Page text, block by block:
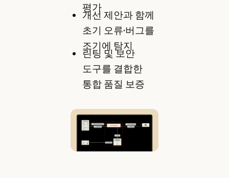
평가
개선 제안과 함께
초기 오류·버그를
조기에 탐지
린팅 및 보안
도구를 결합한
통합 품질 보증